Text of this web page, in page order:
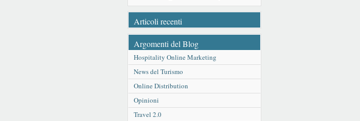
Articoli recenti
Argomenti del Blog
Hospitality Online Marketing
News del Turismo
Online Distribution
Opinioni
Travel 2.0